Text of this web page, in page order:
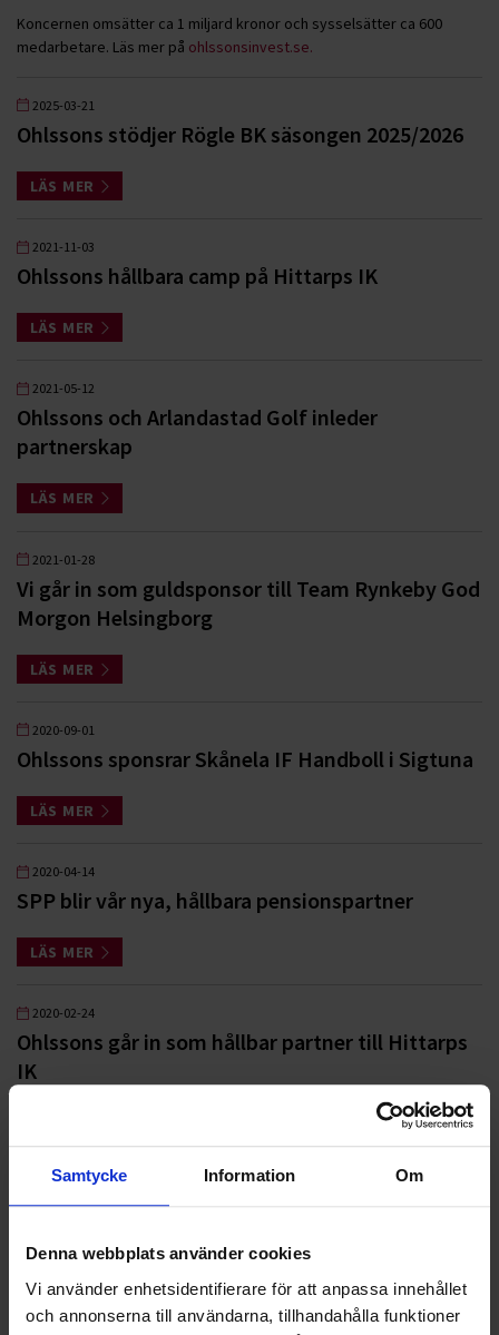
Samtycke Information Om
Denna webbplats använder cookies
Vi använder enhetsidentifierare för att anpassa innehållet
och annonserna till användarna, tillhandahålla funktioner
Koncernen omsätter ca 1 miljard kronor och sysselsätter ca 600
medarbetare. Läs mer på ohlssonsinvest.se.
2025-03-21
Ohlssons stödjer Rögle BK säsongen 2025/2026
LÄS MER
2021-11-03
Ohlssons hållbara camp på Hittarps IK
LÄS MER
2021-05-12
Ohlssons och Arlandastad Golf inleder
partnerskap
LÄS MER
2021-01-28
Vi går in som guldsponsor till Team Rynkeby God
Morgon Helsingborg
LÄS MER
2020-09-01
Ohlssons sponsrar Skånela IF Handboll i Sigtuna
LÄS MER
2020-04-14
SPP blir vår nya, hållbara pensionspartner
LÄS MER
2020-02-24
Ohlssons går in som hållbar partner till Hittarps
IK
2019-11-07
Flaggan i topp när Landskrona BoIS kvalar
LÄS MER
Nyheter